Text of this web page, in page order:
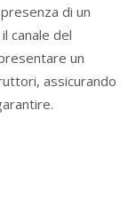
di un
canale del
un
assicurando